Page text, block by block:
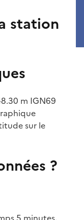
station
m IGN69
sur le
?